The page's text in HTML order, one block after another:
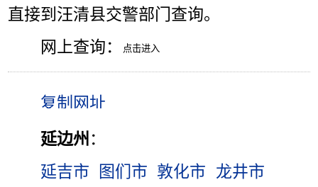
直接到汪清县交警部门查询。
网上查询：
延边州 ：
延吉市
图们市 敦化市
龙井市